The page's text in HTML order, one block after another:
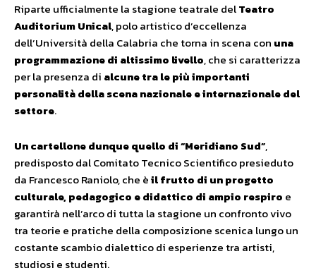
Riparte ufficialmente la stagione teatrale delTeatro
Auditorium Unical, polo artistico d’eccellenza
dell’Università della Calabria che torna in scena con una
programmazione di altissimo livello, che si caratterizza
per la presenza di alcune tra le più importanti
personalità della scena nazionale e internazionale del
settore.
Un cartellone dunque quello di“Meridiano Sud”,
predisposto dal Comitato Tecnico Scientifico presieduto
da Francesco Raniolo, che èil frutto di un progetto
culturale, pedagogico e didattico di ampio respiro e
garantirà nell’arco di tutta la stagione un confronto vivo
tra teorie e pratiche della composizione scenica lungo un
costante scambio dialettico di esperienze tra artisti,
studiosi e studenti.